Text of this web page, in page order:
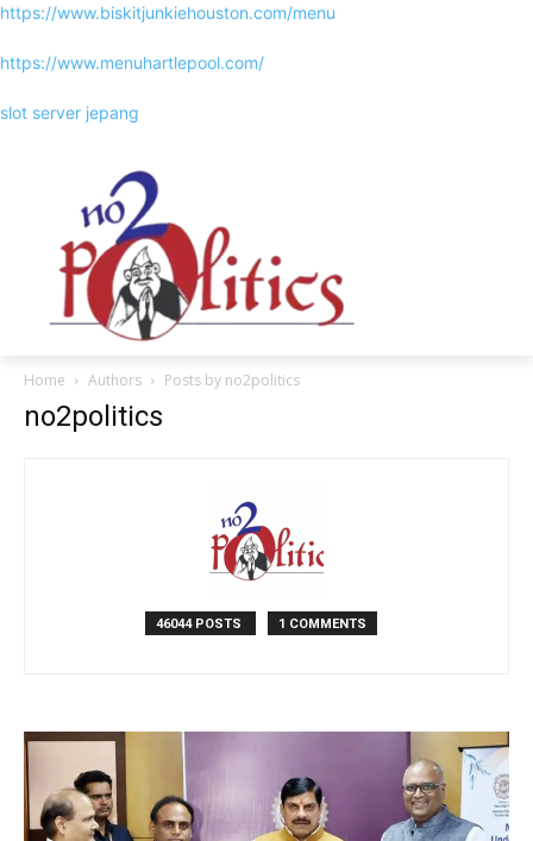
https://www.biskitjunkiehouston.com/menu
https://www.menuhartlepool.com/
slot server jepang
Home Authors Posts by no2politics
no2politics
46044 POSTS 1 COMMENTS